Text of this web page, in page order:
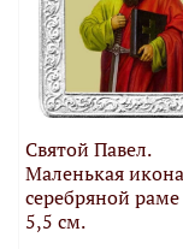
Святой Павел.
Маленькая
серебряной
5,5 см.